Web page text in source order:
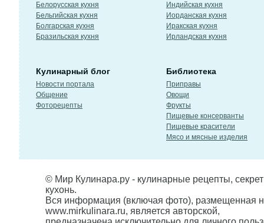
Белорусская кухня
Бельгийская кухня
Болгарская кухня
Бразильская кухня
Индийская кухня
Иорданская кухня
Иракская кухня
Ирландская кухня
Кулинарный блог
Новости портала
Общение
Фоторецепты
Библиотека
Приправы
Овощи
Фрукты
Пищевые консерванты
Пищевые красители
Мясо и мясные изделия
© Мир Кулинара.ру - кулинарные рецепты,
кухонь.
Вся информация (включая фото), размещенная
www.mirkulinara.ru, является авторской,